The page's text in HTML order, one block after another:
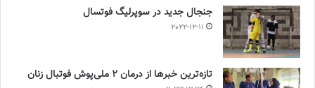
جنجال جدید در سوپرلیگ فوتسال
2022-12-11
تازه‌ترین خبرها از درمان ۲ ملی‌پوش فوتبال زنان